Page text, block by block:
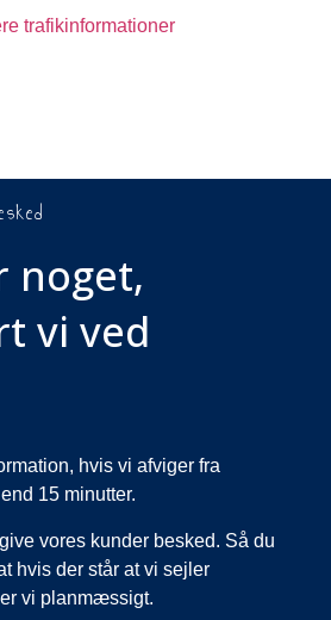
trafikinformationer
noget,
vi ved
hvis vi afviger fra
15 minutter.
vores kunder besked. Så du
hvis der står at vi sejler
vi planmæssigt.